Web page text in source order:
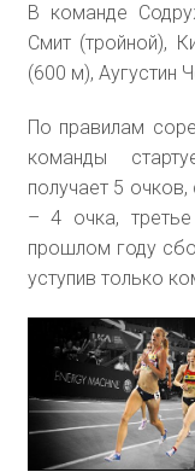
В команде
Смит (тройной),
(600 м), Аугустин
По правилам
команды
получает 5
– 4 очка,
прошлом году
уступив только